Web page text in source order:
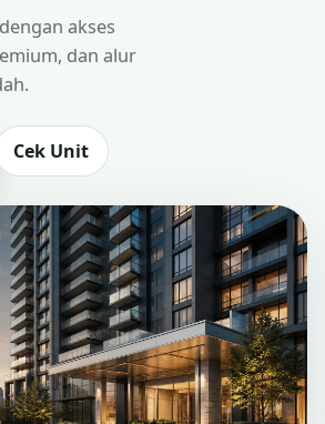
akses
dan alur
Cek Unit